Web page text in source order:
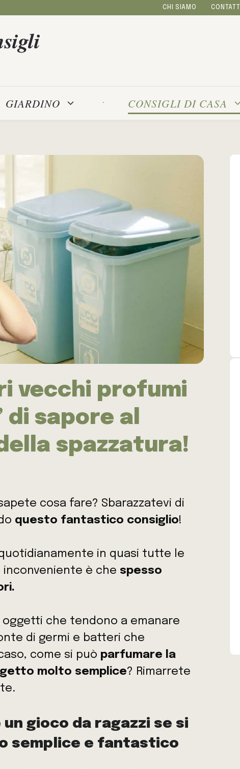
CHI SIAMO CONTATTI
GIARDINO CONSIGLI DI CASA
vecchi profumi
di sapore al
spazzatura!
cosa fare? Sbarazzatevi di
questo fantastico consiglio!
in quasi tutte le
inconveniente è che spesso
che tendono a emanare
di germi e batteri che
come si può parfumare la
molto semplice? Rimarrete
gioco da ragazzi se si
semplice e fantastico